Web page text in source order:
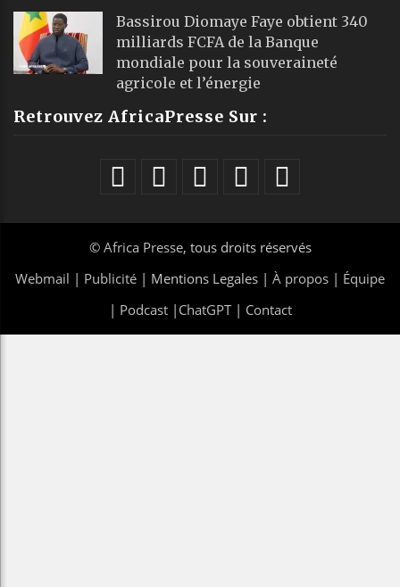
Bassirou Diomaye Faye obtient 340
milliards FCFA de la Banque
mondiale pour la souveraineté
agricole et l’énergie
Retrouvez AfricaPresse Sur :
© Africa Presse, tous droits réservés
Webmail | Publicité | Mentions Legales | À propos | Équipe
| Podcast| ChatGPT| Contact